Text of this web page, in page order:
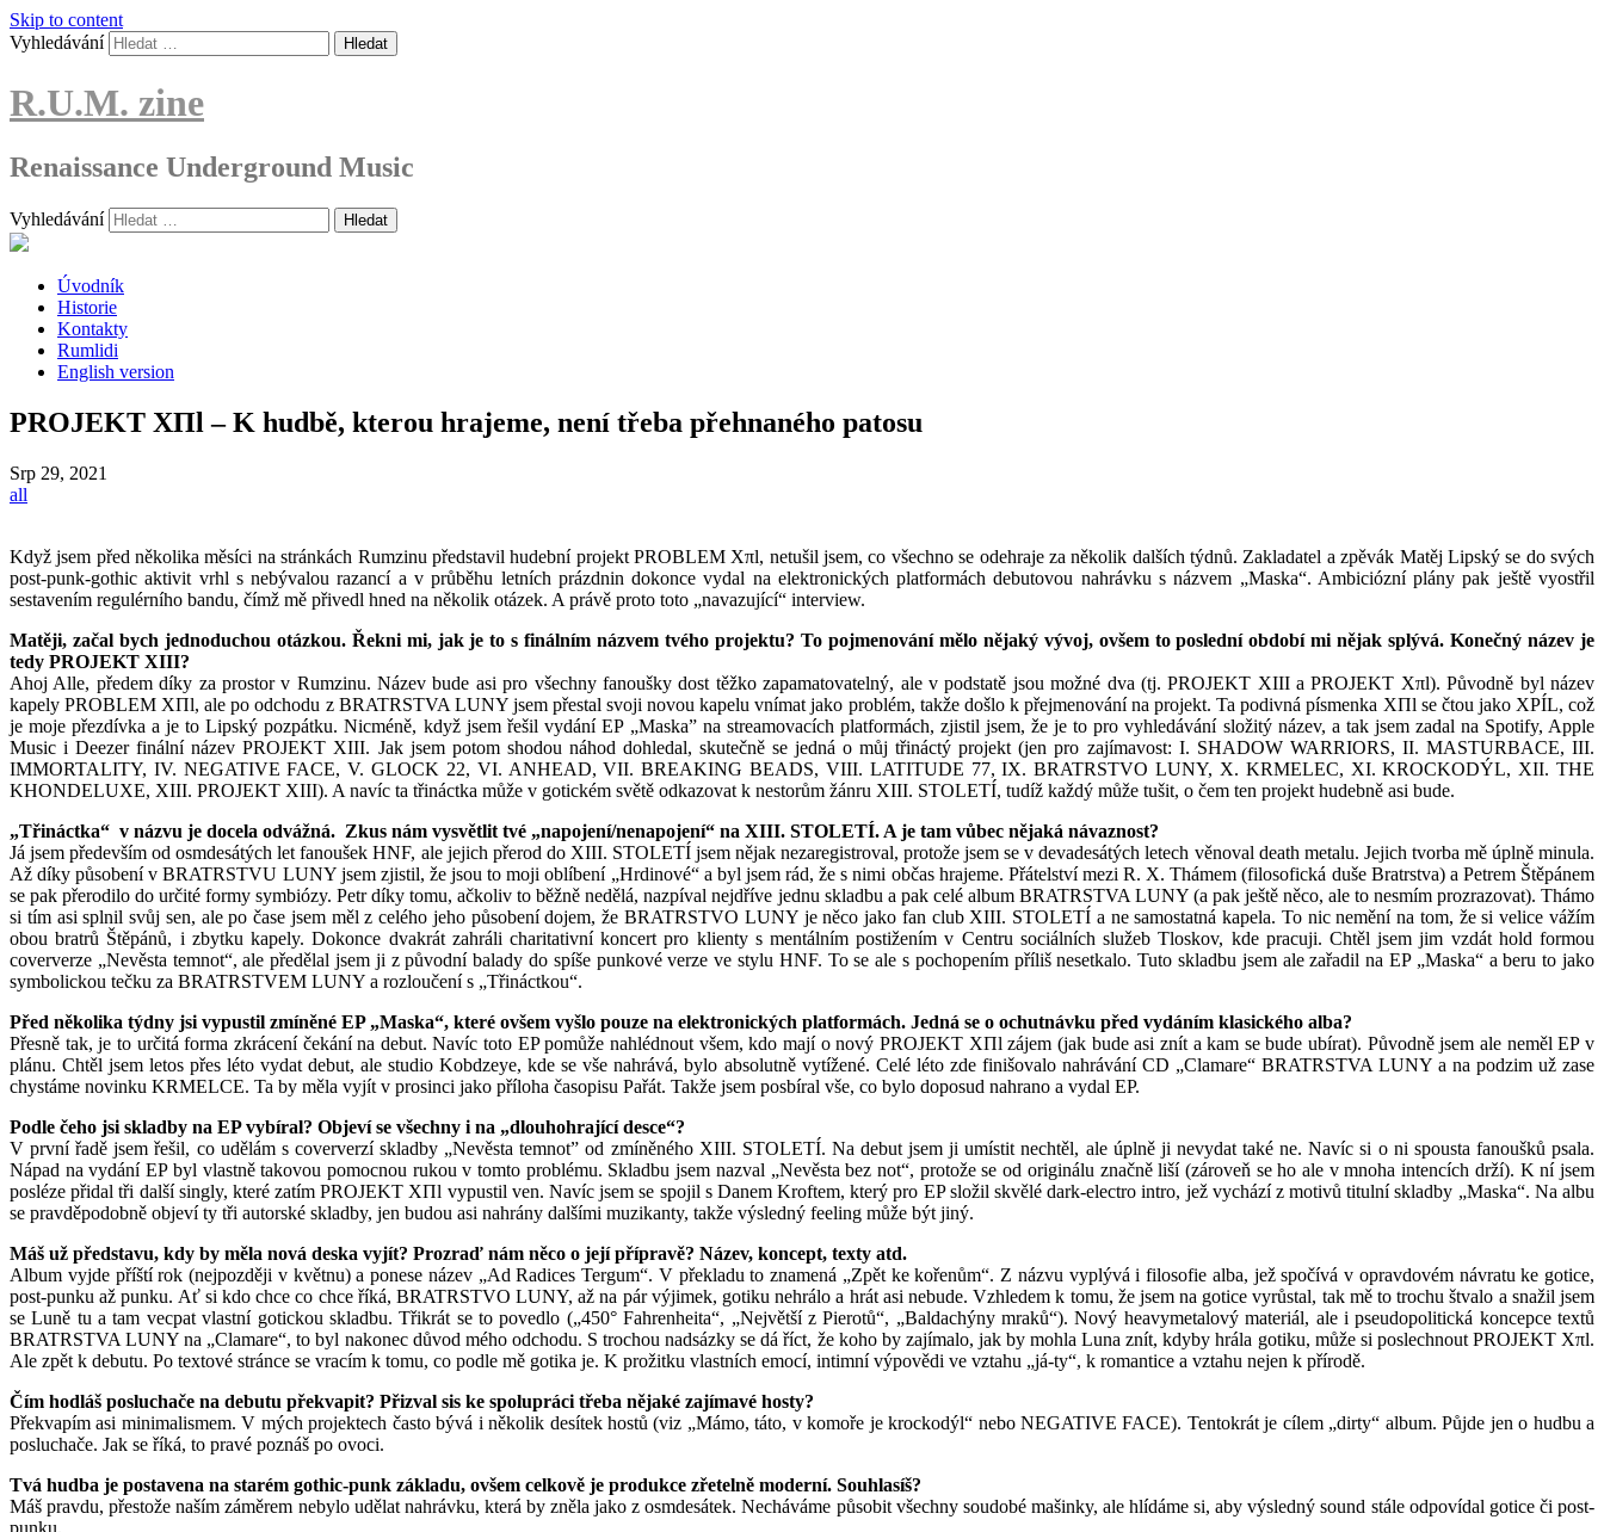
Skip to content
Vyhledávání
R.U.M. zine
Renaissance Underground Music
Vyhledávání
Úvodník
Historie
Kontakty
Rumlidi
English version
PROJEKT XΠl – K hudbě, kterou hrajeme, není třeba přehnaného patosu
Srp 29, 2021
all
Když jsem před několika měsíci na stránkách Rumzinu představil hudební projekt PROBLEM Xπl, netušil jsem, co všechno se odehraje za několik dalších týdnů. Zakladatel a zpěvák Matěj Lipský se do svých
post-punk-gothic aktivit vrhl s nebývalou razancí a v průběhu letních prázdnin dokonce vydal na elektronických platformách debutovou nahrávku s názvem „Maska“. Ambiciózní plány pak ještě vyostřil
sestavením regulérního bandu, čímž mě přivedl hned na několik otázek. A právě proto toto „navazující“ interview.
Matěji, začal bych jednoduchou otázkou. Řekni mi, jak je to s finálním názvem tvého projektu? To pojmenování mělo nějaký vývoj, ovšem to poslední období mi nějak splývá. Konečný název je
tedy PROJEKT XIII?
Ahoj Alle, předem díky za prostor v Rumzinu. Název bude asi pro všechny fanoušky dost těžko zapamatovatelný, ale v podstatě jsou možné dva (tj. PROJEKT XIII a PROJEKT Xπl). Původně byl název
kapely PROBLEM XΠl, ale po odchodu z BRATRSTVA LUNY jsem přestal svoji novou kapelu vnímat jako problém, takže došlo k přejmenování na projekt. Ta podivná písmenka XΠl se čtou jako XPÍL, což
je moje přezdívka a je to Lipský pozpátku. Nicméně, když jsem řešil vydání EP „Maska” na streamovacích platformách, zjistil jsem, že je to pro vyhledávání složitý název, a tak jsem zadal na Spotify, Apple
Music i Deezer finální název PROJEKT XIII. Jak jsem potom shodou náhod dohledal, skutečně se jedná o můj třináctý projekt (jen pro zajímavost: I. SHADOW WARRIORS, II. MASTURBACE, III.
IMMORTALITY, IV. NEGATIVE FACE, V. GLOCK 22, VI. ANHEAD, VII. BREAKING BEADS, VIII. LATITUDE 77, IX. BRATRSTVO LUNY, X. KRMELEC, XI. KROCKODÝL, XII. THE
KHONDELUXE, XIII. PROJEKT XIII). A navíc ta třináctka může v gotickém světě odkazovat k nestorům žánru XIII. STOLETÍ, tudíž každý může tušit, o čem ten projekt hudebně asi bude.
„Třináctka“ v názvu je docela odvážná. Zkus nám vysvětlit tvé „napojení/nenapojení“ na XIII. STOLETÍ. A je tam vůbec nějaká návaznost?
Já jsem především od osmdesátých let fanoušek HNF, ale jejich přerod do XIII. STOLETÍ jsem nějak nezaregistroval, protože jsem se v devadesátých letech věnoval death metalu. Jejich tvorba mě úplně minula.
Až díky působení v BRATRSTVU LUNY jsem zjistil, že jsou to moji oblíbení „Hrdinové“ a byl jsem rád, že s nimi občas hrajeme. Přátelství mezi R. X. Thámem (filosofická duše Bratrstva) a Petrem Štěpánem
se pak přerodilo do určité formy symbiózy. Petr díky tomu, ačkoliv to běžně nedělá, nazpíval nejdříve jednu skladbu a pak celé album BRATRSTVA LUNY (a pak ještě něco, ale to nesmím prozrazovat). Thámo
si tím asi splnil svůj sen, ale po čase jsem měl z celého jeho působení dojem, že BRATRSTVO LUNY je něco jako fan club XIII. STOLETÍ a ne samostatná kapela. To nic nemění na tom, že si velice vážím
obou bratrů Štěpánů, i zbytku kapely. Dokonce dvakrát zahráli charitativní koncert pro klienty s mentálním postižením v Centru sociálních služeb Tloskov, kde pracuji. Chtěl jsem jim vzdát hold formou
coververze „Nevěsta temnot“, ale předělal jsem ji z původní balady do spíše punkové verze ve stylu HNF. To se ale s pochopením příliš nesetkalo. Tuto skladbu jsem ale zařadil na EP „Maska“ a beru to jako
symbolickou tečku za BRATRSTVEM LUNY a rozloučení s „Třináctkou“.
Před několika týdny jsi vypustil zmíněné EP „Maska“, které ovšem vyšlo pouze na elektronických platformách. Jedná se o ochutnávku před vydáním klasického alba?
Přesně tak, je to určitá forma zkrácení čekání na debut. Navíc toto EP pomůže nahlédnout všem, kdo mají o nový PROJEKT XΠl zájem (jak bude asi znít a kam se bude ubírat). Původně jsem ale neměl EP v
plánu. Chtěl jsem letos přes léto vydat debut, ale studio Kobdzeye, kde se vše nahrává, bylo absolutně vytížené. Celé léto zde finišovalo nahrávání CD „Clamare“ BRATRSTVA LUNY a na podzim už zase
chystáme novinku KRMELCE. Ta by měla vyjít v prosinci jako příloha časopisu Pařát. Takže jsem posbíral vše, co bylo doposud nahrano a vydal EP.
Podle čeho jsi skladby na EP vybíral? Objeví se všechny i na „dlouhohrající desce“?
V první řadě jsem řešil, co udělám s coververzí skladby „Nevěsta temnot” od zmíněného XIII. STOLETÍ. Na debut jsem ji umístit nechtěl, ale úplně ji nevydat také ne. Navíc si o ni spousta fanoušků psala.
Nápad na vydání EP byl vlastně takovou pomocnou rukou v tomto problému. Skladbu jsem nazval „Nevěsta bez not“, protože se od originálu značně liší (zároveň se ho ale v mnoha intencích drží). K ní jsem
posléze přidal tři další singly, které zatím PROJEKT XΠl vypustil ven. Navíc jsem se spojil s Danem Kroftem, který pro EP složil skvělé dark-electro intro, jež vychází z motivů titulní skladby „Maska“. Na albu
se pravděpodobně objeví ty tři autorské skladby, jen budou asi nahrány dalšími muzikanty, takže výsledný feeling může být jiný.
Máš už představu, kdy by měla nová deska vyjít? Prozraď nám něco o její přípravě? Název, koncept, texty atd.
Album vyjde příští rok (nejpozději v květnu) a ponese název „Ad Radices Tergum“. V překladu to znamená „Zpět ke kořenům“. Z názvu vyplývá i filosofie alba, jež spočívá v opravdovém návratu ke gotice,
post-punku až punku. Ať si kdo chce co chce říká, BRATRSTVO LUNY, až na pár výjimek, gotiku nehrálo a hrát asi nebude. Vzhledem k tomu, že jsem na gotice vyrůstal, tak mě to trochu štvalo a snažil jsem
se Luně tu a tam vecpat vlastní gotickou skladbu. Třikrát se to povedlo („450° Fahrenheita“, „Největší z Pierotů“, „Baldachýny mraků“). Nový heavymetalový materiál, ale i pseudopolitická koncepce textů
BRATRSTVA LUNY na „Clamare“, to byl nakonec důvod mého odchodu. S trochou nadsázky se dá říct, že koho by zajímalo, jak by mohla Luna znít, kdyby hrála gotiku, může si poslechnout PROJEKT Xπl.
Ale zpět k debutu. Po textové stránce se vracím k tomu, co podle mě gotika je. K prožitku vlastních emocí, intimní výpovědi ve vztahu „já-ty“, k romantice a vztahu nejen k přírodě.
Čím hodláš posluchače na debutu překvapit? Přizval sis ke spolupráci třeba nějaké zajímavé hosty?
Překvapím asi minimalismem. V mých projektech často bývá i několik desítek hostů (viz „Mámo, táto, v komoře je krockodýl“ nebo NEGATIVE FACE). Tentokrát je cílem „dirty“ album. Půjde jen o hudbu a
posluchače. Jak se říká, to pravé poznáš po ovoci.
Tvá hudba je postavena na starém gothic-punk základu, ovšem celkově je produkce zřetelně moderní. Souhlasíš?
Máš pravdu, přestože naším záměrem nebylo udělat nahrávku, která by zněla jako z osmdesátek. Necháváme působit všechny soudobé mašinky, ale hlídáme si, aby výsledný sound stále odpovídal gotice či post-
punku.